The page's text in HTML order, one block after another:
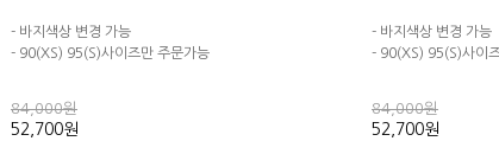
- 바지색상 변경 가능
- 90(XS) 95(S)사이즈만 주문가능
84,000원
52,700원
- 바지색상 변경 가능
- 90(XS) 95(S)사이
84,000원
52,700원